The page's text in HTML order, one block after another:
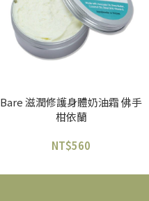
Bare 滋潤修護身體奶油霜 佛手
柑依蘭
NT$560